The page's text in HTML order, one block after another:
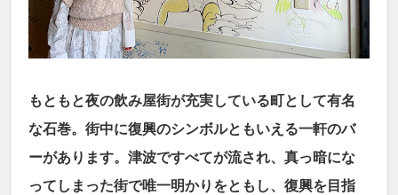
もともと夜の飲み屋街が充実している町として有名
な石巻。街中に復興のシンボルともいえる一軒のバ
ーがあります。津波ですべてが流され、真っ暗にな
ってしまった街で唯一明かりをともし、復興を目指